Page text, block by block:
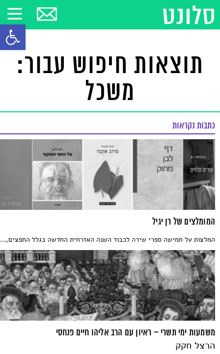
פתח
תוצאות חיפוש עבור:
משכל
כתבות נקראות
המומלצים של רן יגיל
המלצות על חמישה ספרי שירה לכבוד השנה האזרחית החדשה בגלל החפצים,...
משמעות ימי תשרי – ראיון עם הרב אליהו חיים פנחסי
הרצל חקק